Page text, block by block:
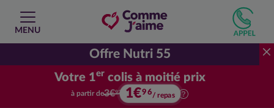
MENU
Offre Nutri 55
Votre 1er colis à moitié prix
Votre premier colis à moitié prix.
à partir de3€92 1€96/ repas